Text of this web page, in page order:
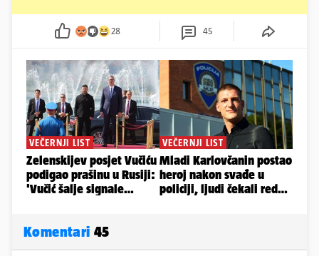
28 45
Komentari 45